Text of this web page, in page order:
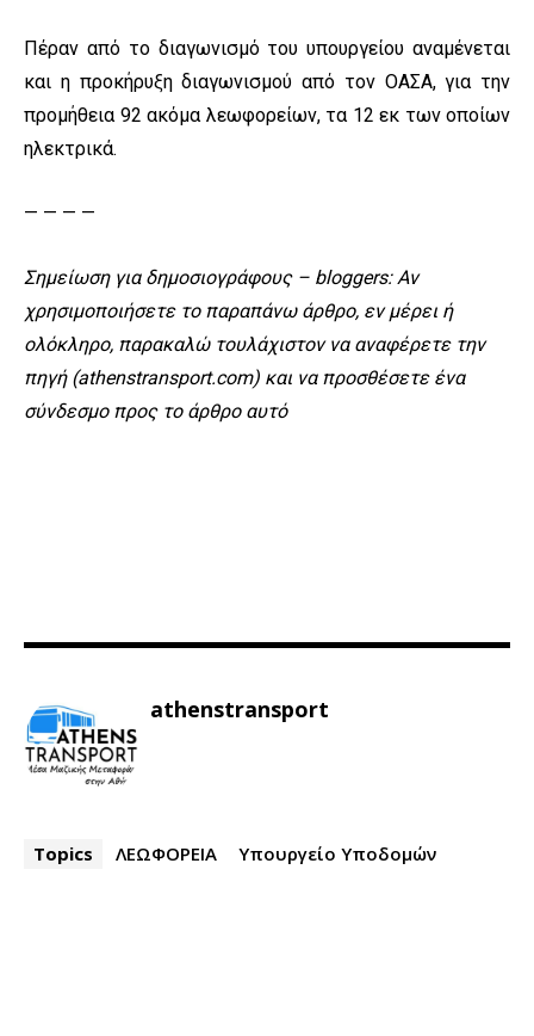
Πέραν από το διαγωνισμό του υπουργείου αναμένεται
και η προκήρυξη διαγωνισμού από τον ΟΑΣΑ, για την
προμήθεια 92 ακόμα λεωφορείων, τα 12 εκ των οποίων
ηλεκτρικά.
— — — —
Σημείωση για δημοσιογράφους – bloggers: Αν
χρησιμοποιήσετε το παραπάνω άρθρο, εν μέρει ή
ολόκληρο, παρακαλώ τουλάχιστον να αναφέρετε την
πηγή (athenstransport.com) και να προσθέσετε ένα
σύνδεσμο προς το άρθρο αυτό
athenstransport
Topics ΛΕΩΦΟΡΕΙΑ Υπουργείο Υποδομών